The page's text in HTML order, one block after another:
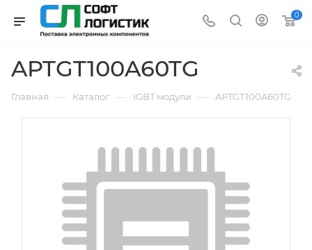
0
APTGT100A60TG
Главная — Каталог — IGBT модули — APTGT100A60TG